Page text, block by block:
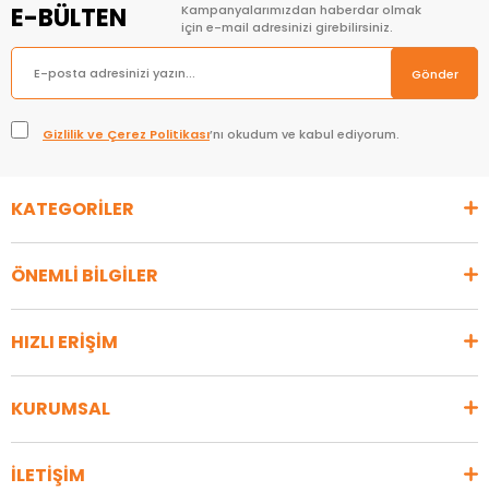
E-BÜLTEN
Kampanyalarımızdan haberdar olmak
için e-mail adresinizi girebilirsiniz.
Gönder
Gizlilik ve Çerez Politikası’nı okudum ve kabul ediyorum.
KATEGORİLER
ÖNEMLİ BİLGİLER
HIZLI ERİŞİM
KURUMSAL
İLETİŞİM